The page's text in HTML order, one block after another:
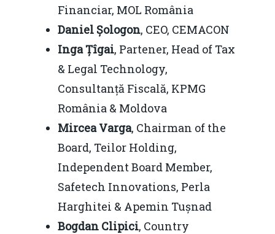
Financiar, MOL România
Daniel Șologon, CEO, CEMACON
Inga Țîgai, Partener, Head of Tax
& Legal Technology,
Consultanță Fiscală, KPMG
România & Moldova
Mircea Varga, Chairman of the
Board, Teilor Holding,
Independent Board Member,
Safetech Innovations, Perla
Harghitei & Apemin Tușnad
Bogdan Clipici, Country